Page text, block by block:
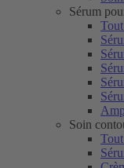
Sérum
Soin